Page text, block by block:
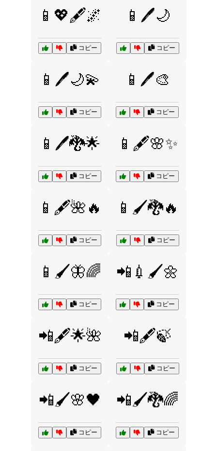
📱💖🖋️🌌
コピー
📱🖊️🌙
コピー
📱🖊️🌙💫
コピー
📱🖊️🎨
コピー
📱🖊️🐉🌟
コピー
📱🖋️🌸✨
コピー
📱🖋️🌺🔥
コピー
📱🖌️🐉🔥
コピー
📱🖌️🦋🌈
コピー
📲💉🖌️🌼
コピー
📲🖋️🌟🌺
コピー
📲🖋️🍃
コピー
📲🖌️🌸🖤
コピー
📲🖌️🐉🌈
コピー